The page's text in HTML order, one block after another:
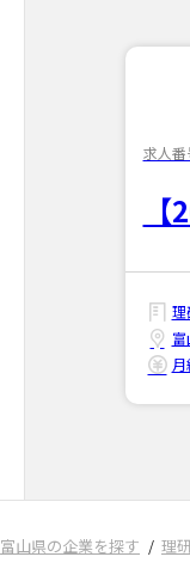
求人
理
富山県の企業を探す 理